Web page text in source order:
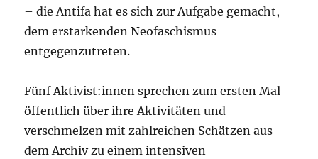
– die Antifa hat es sich zur Aufgabe gemacht,
dem erstarkenden Neofaschismus
entgegenzutreten.
Fünf Aktivist:innen sprechen zum ersten Mal
öffentlich über ihre Aktivitäten und
verschmelzen mit zahlreichen Schätzen aus
dem Archiv zu einem intensiven